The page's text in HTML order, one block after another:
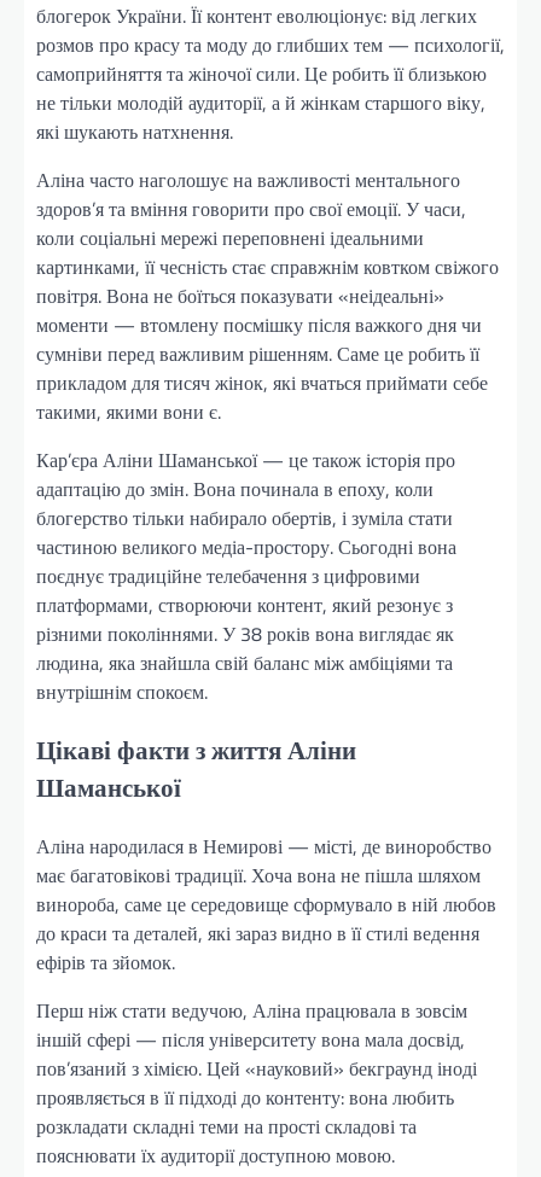
блогерок України. Її контент еволюціонує: від легких
розмов про красу та моду до глибших тем — психології,
самоприйняття та жіночої сили. Це робить її близькою
не тільки молодій аудиторії, а й жінкам старшого віку,
які шукають натхнення.
Аліна часто наголошує на важливості ментального
здоров’я та вміння говорити про свої емоції. У часи,
коли соціальні мережі переповнені ідеальними
картинками, її чесність стає справжнім ковтком свіжого
повітря. Вона не боїться показувати «неідеальні»
моменти — втомлену посмішку після важкого дня чи
сумніви перед важливим рішенням. Саме це робить її
прикладом для тисяч жінок, які вчаться приймати себе
такими, якими вони є.
Кар’єра Аліни Шаманської — це також історія про
адаптацію до змін. Вона починала в епоху, коли
блогерство тільки набирало обертів, і зуміла стати
частиною великого медіа-простору. Сьогодні вона
поєднує традиційне телебачення з цифровими
платформами, створюючи контент, який резонує з
різними поколіннями. У 38 років вона виглядає як
людина, яка знайшла свій баланс між амбіціями та
внутрішнім спокоєм.
Цікаві факти з життя Аліни
Шаманської
Аліна народилася в Немирові — місті, де виноробство
має багатовікові традиції. Хоча вона не пішла шляхом
винороба, саме це середовище сформувало в ній любов
до краси та деталей, які зараз видно в її стилі ведення
ефірів та зйомок.
Перш ніж стати ведучою, Аліна працювала в зовсім
іншій сфері — після університету вона мала досвід,
пов’язаний з хімією. Цей «науковий» бекграунд іноді
проявляється в її підході до контенту: вона любить
розкладати складні теми на прості складові та
пояснювати їх аудиторії доступною мовою.